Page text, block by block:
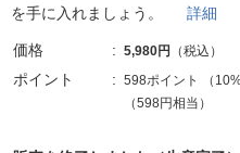
を手に入れましょう。 詳細
価格 5,980円 （税込）
ポイント 598ポイント （
（598円相当）